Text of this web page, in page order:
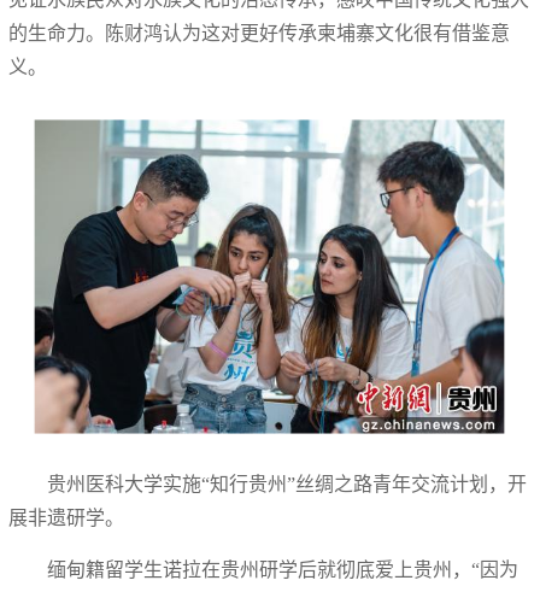
的生命力。陈财鸿认为这对更好传承柬埔寨文化很有借鉴意
义。
贵州医科大学实施“知行贵州”丝绸之路青年交流计划，开
展非遗研学。
缅甸籍留学生诺拉在贵州研学后就彻底爱上贵州，“因为